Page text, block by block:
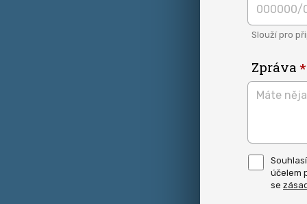
Slouží pro
Zpráva
Pro
odeslání
musite
účelem
se